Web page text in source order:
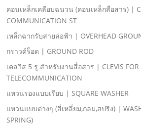
คอนเหล็กเคลือบฉนวน (คอนเหล็กสื่อสาร) |
COMMUNICATION ST
เหล็กฉากรับสายล่อฟ้า | OVERHEAD
กราวด์ร็อด | GROUND ROD
เคลวิส 5 รู สําหรับงานสื่อสาร | CLEVIS FOR
TELECOMMUNICATION
แหวนรองแบบเรียบ | SQUARE WASHER
แหวนแบบต่างๆ (สี่เหลี่ยม,กลม,สปริง) |
SPRING)